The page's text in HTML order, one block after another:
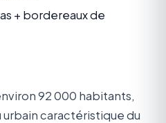
+ bordereaux de
92 000 habitants,
caractéristique du